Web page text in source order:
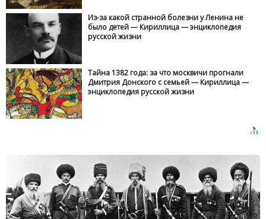
Из-за какой странной болезни у Ленина не
было детей — Кириллица — энциклопедия
русской жизни
Тайна 1382 года: за что москвичи прогнали
Дмитрия Донского с семьей — Кириллица —
энциклопедия русской жизни